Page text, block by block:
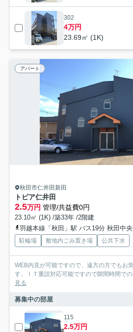
302
4万円
23.69㎡ (1K)
アパート
秋田市仁井田新田
トピア仁井田
2.5万円 管理/共益費0円
23.10㎡ (1K) /築33年 /2階建
羽越本線「秋田」駅 バス19分 秋田中央交通「
駐輪場 敷地内ごみ置き場 公共下水
WEB内見が可能ですので、遠方の方でもお
す。ＩＴ重説対応可能ですので隙間時間での
見る
募集中の部屋
115
2.5万円